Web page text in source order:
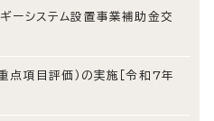
ーシステム設置事業補助金交
点項目評価）の実施［令和7年